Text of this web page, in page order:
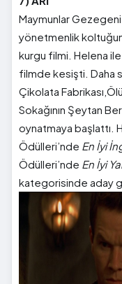
Maymunlar Gezegeni
yönetmenlik
kurgu filmi. Helena ile
filmde kesişti. Daha
Çikolata
Sokağının Şeytan
oynatmaya başlattı.
Ödülleri’nde En İyi
Ödülleri’nde En İyi
kategorisinde aday